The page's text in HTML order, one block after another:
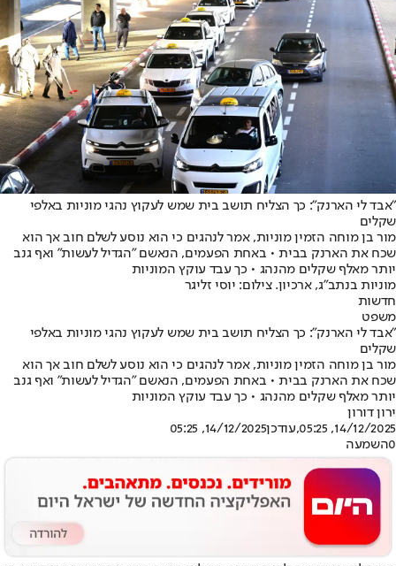
"אבד לי הארנק": כך הצליח תושב בית שמש לעקוץ נהגי מוניות באלפי
שקלים
מור בן מוחה הזמין מוניות, אמר לנהגים כי הוא נוסע לשלם חוב אך הוא
שכח את הארנק בבית • באחת הפעמים, הנאשם "הגדיל לעשות" ואף גנב
יותר מאלף שקלים מהנהג • כך עבד עוקץ המוניות
מוניות בנתב"ג, ארכיון. צילום: יוסי זליגר
חדשות
משפט
"אבד לי הארנק": כך הצליח תושב בית שמש לעקוץ נהגי מוניות באלפי
שקלים
מור בן מוחה הזמין מוניות, אמר לנהגים כי הוא נוסע לשלם חוב אך הוא
שכח את הארנק בבית • באחת הפעמים, הנאשם "הגדיל לעשות" ואף גנב
יותר מאלף שקלים מהנהג • כך עבד עוקץ המוניות
ירון דורון
14/12/2025, 05:25
,עודכן14/12/2025, 05:25
0השמעה